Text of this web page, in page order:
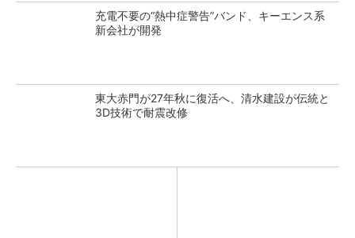
充電不要の“熱中症警告”バンド、キーエンス系
新会社が開発
東大赤門が27年秋に復活へ、清水建設が伝統と
3D技術で耐震改修